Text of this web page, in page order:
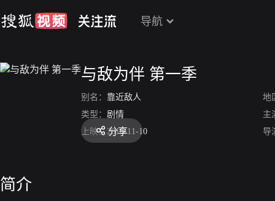
导航
与敌为伴 第一季
别名： 靠近敌人
地
类型： 剧情
主
上映： 2016-11-10 导
分享
简介